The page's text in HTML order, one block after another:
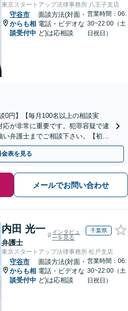
東京スタートアップ法律事務所 八王子支店
守谷市
からも相
談受付中
面談方法(対面・
電話・ビデオな
ど)は応相談
営業時間：06:
30~22:00（土
日祝日）
0円】【毎月100名以上の相談実
が非常に重要です。犯罪容疑で逮
弁護士までご相談下さい。【初回
専門】
金表を見る
メールでお問い合わせ
内田 光一
弁護士
インタビュ
ーを見る
千葉県
東京スタートアップ法律事務所 松戸支店
守谷市
からも相
談受付中
面談方法(対面・
電話・ビデオな
ど)は応相談
営業時間：06:
30~22:00（土
日祝日）